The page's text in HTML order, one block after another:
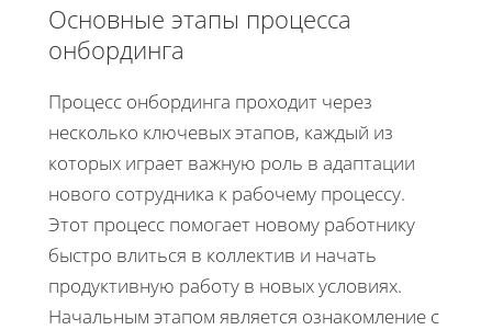
Основные этапы процесса
онбординга
Процесс онбординга проходит через
несколько ключевых этапов, каждый из
которых играет важную роль в адаптации
нового сотрудника к рабочему процессу.
Этот процесс помогает новому работнику
быстро влиться в коллектив и начать
продуктивную работу в новых условиях.
Начальным этапом является ознакомление с